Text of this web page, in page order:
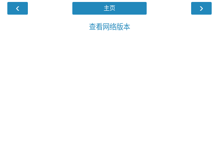
‹ ›
主页
查看网络版本